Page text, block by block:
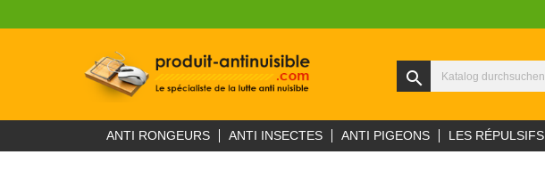
search
ANTI RONGEURS ANTI INSECTES ANTI PIGEONS LES RÉPULSIFS